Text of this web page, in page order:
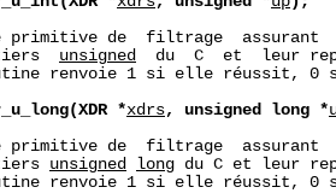
primitive de  filtrage  assurant
unsigned
du  C  et  leur
renvoie 1 si elle réussit, 0
*xdrs, unsigned long *
primitive de  filtrage  assurant
unsigned long du C et leur
renvoie 1 si elle réussit, 0